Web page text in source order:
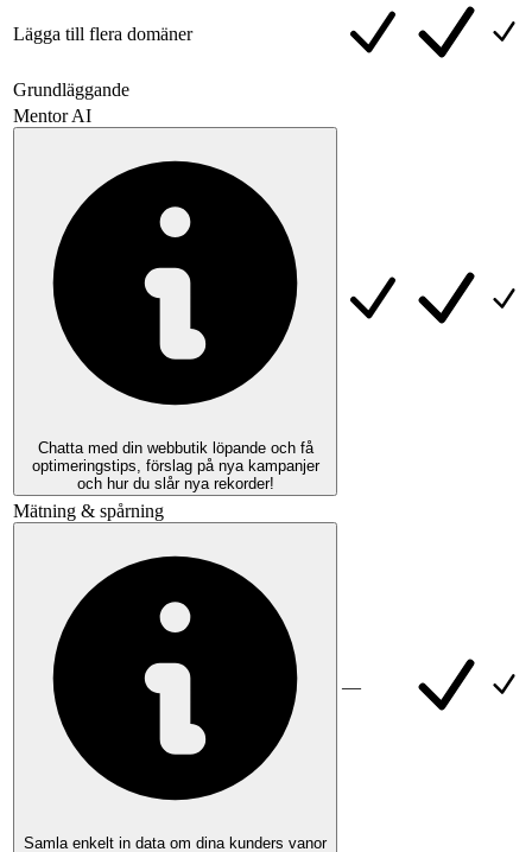
Lägga till flera domäner
Grundläggande
Mentor AI
Chatta med din webbutik löpande och få
optimeringstips, förslag på nya kampanjer
och hur du slår nya rekorder!
Mätning & spårning
Samla enkelt in data om dina kunders vanor
—